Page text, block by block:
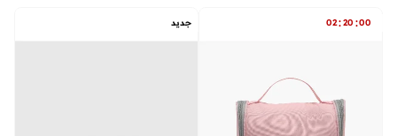
توصيل مجاني
02:20 :00 جديد